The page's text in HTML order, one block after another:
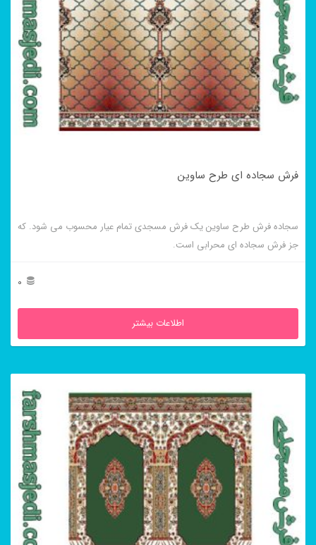
فرش سجاده ای طرح ساوین
سجاده فرش طرح ساوین یک فرش مسجدی تمام عیار محسوب می شود. که
جز فرش سجاده ای محرابی است.
0
اطلاعات بیشتر